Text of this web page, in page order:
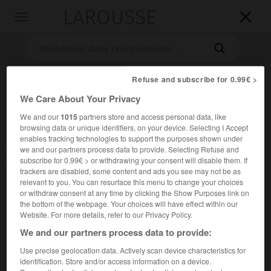


Accueil>Encyclopédie [peinture] >Vincenzo Migliaro
VincenzoMigliaro
Cet article est extrait de l'ouvrage Larousse « Dictionnaire
de la peinture ».
Peintre italien (Naples 1858 – id. 1938).
Refuse and subscribe for 0.99€ >
We Care About Your Privacy
We and our1015partners store and access personal data, like
browsing data or unique identifiers, on your device. Selecting I Accept
enables tracking technologies to support the purposes shown under
we and our partners process data to provide. Selecting Refuse and
subscribe for 0.99€ > or withdrawing your consent will disable them. If
trackers are disabled, some content and ads you see may not be as
relevant to you. You can resurface this menu to change your choices
or withdraw consent at any time by clicking the Show Purposes link on
the bottom of the webpage. Your choices will have effect within our
Website. For more details, refer to our Privacy Policy.
We and our partners process data to provide:
Use precise geolocation data. Actively scan device characteristics for
identification. Store and/or access information on a device.